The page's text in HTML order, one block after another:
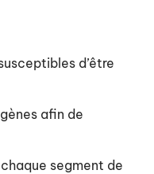
d’être
afin de
segment de